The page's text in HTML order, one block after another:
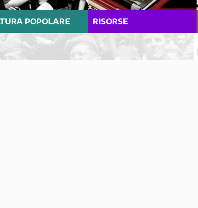
POPOLARE RISORSE